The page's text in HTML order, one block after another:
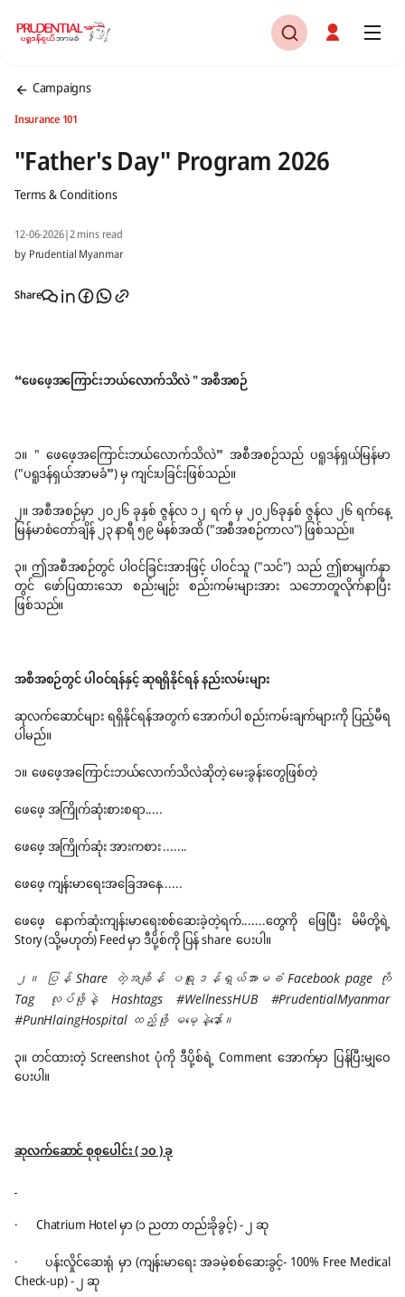
Campaigns
Insurance 101
"Father's Day" Program 2026
Terms & Conditions
12-06-2026|2 mins read
by Prudential Myanmar
Share
“ဖေဖေ့အကြောင်းဘယ်လောက်သိလဲ " အစီအစဉ်
၁။ " ဖေဖေ့အကြောင်းဘယ်လောက်သိလဲ” အစီအစဉ်သည် ပရူဒန်ရှယ်မြန်မာ
("ပရူဒန်ရှယ်အာမခံ”) မှ ကျင်းပခြင်းဖြစ်သည်။
၂။ အစီအစဉ်မှာ ၂၀၂၆ ခုနှစ် ဇွန်လ ၁၂ ရက် မှ ၂၀၂၆ခုနှစ် ဇွန်လ ၂၆ ရက်နေ့
မြန်မာစံတော်ချိန် ၂၃ နာရီ ၅၉ မိနစ်အထိ ("အစီအစဉ်ကာလ") ဖြစ်သည်။
၃။ ဤအစီအစဉ်တွင် ပါဝင်ခြင်းအားဖြင့် ပါဝင်သူ ("သင်") သည် ဤစာမျက်နှာ
တွင် ဖော်ပြထားသော စည်းမျဉ်း စည်းကမ်းများအား သဘောတူလိုက်နာပြီး
ဖြစ်သည်။
အစီအစဉ်တွင် ပါဝင်ရန်နှင့် ဆုရရှိနိုင်ရန် နည်းလမ်းများ
ဆုလက်ဆောင်များ ရရှိနိုင်ရန်အတွက် အောက်ပါ စည်းကမ်းချက်များကို ပြည့်မီရ
ပါမည်။
၁။ ဖေဖေ့အကြောင်းဘယ်လောက်သိလဲဆိုတဲ့ မေးခွန်းတွေဖြစ်တဲ့
ဖေဖေ့ အကြိုက်ဆုံးစားစရာ.....
ဖေဖေ့ အကြိုက်ဆုံး အားကစား .......
ဖေဖေ့ ကျန်းမာရေးအခြေအနေ......
ဖေဖေ့ နောက်ဆုံးကျန်းမာရေးစစ်ဆေးခဲ့တဲ့ရက်.......တွေကို ဖြေပြီး မိမိတို့ရဲ့
Story (သို့မဟုတ်) Feed မှာ ဒီပို့စ်ကို ပြန် share ပေးပါ။
၂။ ပြန် Share တဲ့အချိန် ပရူဒန်ရှယ်အာမခံ Facebook page ကို
Tag လုပ်ဖို့နဲ့ Hashtags #WellnessHUB #PrudentialMyanmar
#PunHlaingHospital ထည့်ဖို့ မမေ့နဲ့နော်။
၃။ တင်ထားတဲ့ Screenshot ပုံကို ဒီပို့စ်ရဲ့ Comment အောက်မှာ ပြန်ပြီးမျှဝေ
ပေးပါ။
ဆုလက်ဆောင် စုစုပေါင်း ( ၁၀ ) ခု
· Chatrium Hotel မှာ (၁ ညတာ တည်းခိုခွင့်) - ၂ ဆု
· ပန်းလှိုင်ဆေးရုံ မှာ (ကျန်းမာရေး အခမဲ့စစ်ဆေးခွင့်- 100% Free Medical
Check-up) - ၂ ဆု